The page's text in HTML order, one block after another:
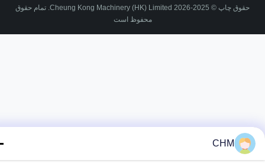
حقوق چاپ © 2025-2026 Cheung Kong Machinery (HK) Limited. تمام حقوق
محفوظ است
CHM